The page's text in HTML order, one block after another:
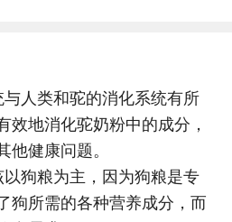
人类和驼的消化系统有所
效地消化驼奶粉中的成分，
健康问题。
狗粮为主，因为狗粮是专
狗所需的各种营养成分，而